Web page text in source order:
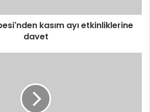
kasım ayı etkinliklerine
davet